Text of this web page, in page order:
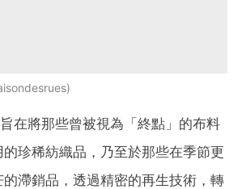
在將那些曾被視為「終點」的布料
珍稀紡織品，乃至於那些在季節更
滯銷品，透過精密的再生技術，轉